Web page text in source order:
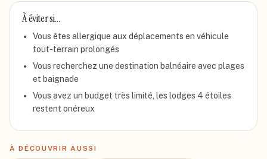
À éviter si…
Vous êtes allergique aux déplacements en véhicule
tout-terrain prolongés
Vous recherchez une destination balnéaire avec plages
et baignade
Vous avez un budget très limité, les lodges 4 étoiles
restent onéreux
À DÉCOUVRIR AUSSI